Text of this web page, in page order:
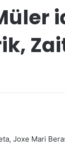
Joxe Mari